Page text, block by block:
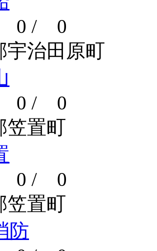
0 / 0
宇治田原町
0 / 0
笠置町
0 / 0
笠置町
防